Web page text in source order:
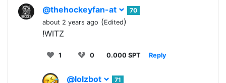
@thehockeyfan-at
70
about 2 years ago (Edited)
!WITZ
1 0 0.000 SPT Reply
@lolzbot
71